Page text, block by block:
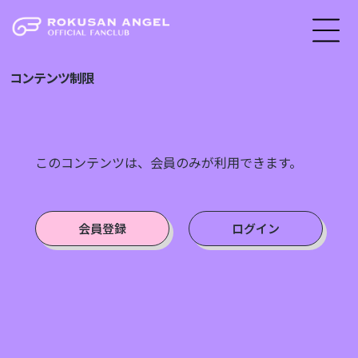
コンテンツ制限
このコンテンツは、会員のみが利用できます。
会員登録 ログイン